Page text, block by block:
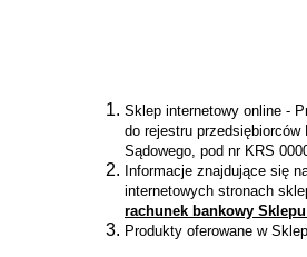
Sklep internetowy online -
do rejestru
Sądowego, pod nr KRS
Informacje znajdujące się
internetowych stronach
rachunek bankowy
Produkty oferowane w